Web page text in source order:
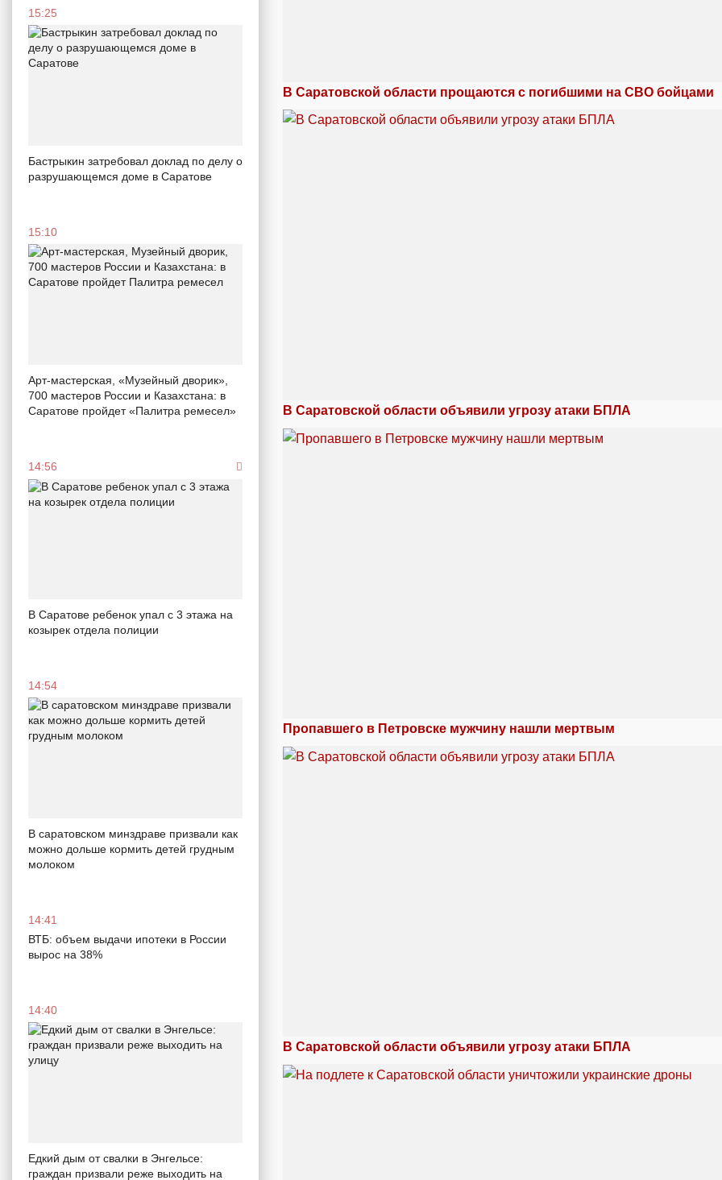
15:25
Бастрыкин затребовал доклад по делу о
разрушающемся доме в Саратове
15:10
Арт-мастерская, «Музейный дворик»,
700 мастеров России и Казахстана: в
Саратове пройдет «Палитра ремесел»
14:56
В Саратове ребенок упал с 3 этажа на
козырек отдела полиции
14:54
В саратовском минздраве призвали как
можно дольше кормить детей грудным
молоком
14:41
ВТБ: объем выдачи ипотеки в России
вырос на 38%
14:40
Едкий дым от свалки в Энгельсе:
граждан призвали реже выходить на
В Саратовской области прощаются с погибшими на СВО бойцами
В Саратовской области объявили угрозу атаки БПЛА
Пропавшего в Петровске мужчину нашли мертвым
В Саратовской области объявили угрозу атаки БПЛА